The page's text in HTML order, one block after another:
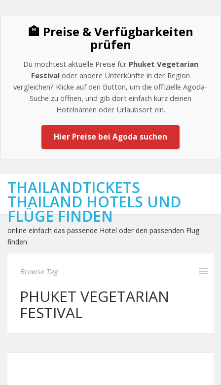
🏨 Preise & Verfügbarkeiten
prüfen
Du möchtest aktuelle Preise für Phuket Vegetarian
Festival oder andere Unterkünfte in der Region
vergleichen? Klicke auf den Button, um die offizielle Agoda-
Suche zu öffnen, und gib dort einfach kurz deinen
Hotelnamen oder Urlaubsort ein.
Hier Preise bei Agoda suchen
THAILANDTICKETS
THAILAND HOTELS UND
FLÜGE FINDEN
online einfach das passende Hotel oder den passenden Flug
finden
Browse Tag
PHUKET VEGETARIAN
FESTIVAL